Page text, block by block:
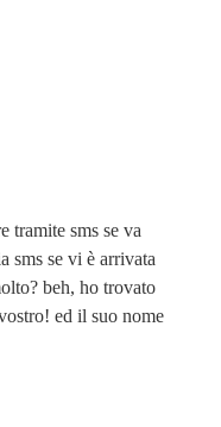
tramite sms se va
sms se vi è arrivata
beh, ho trovato
ed il suo nome